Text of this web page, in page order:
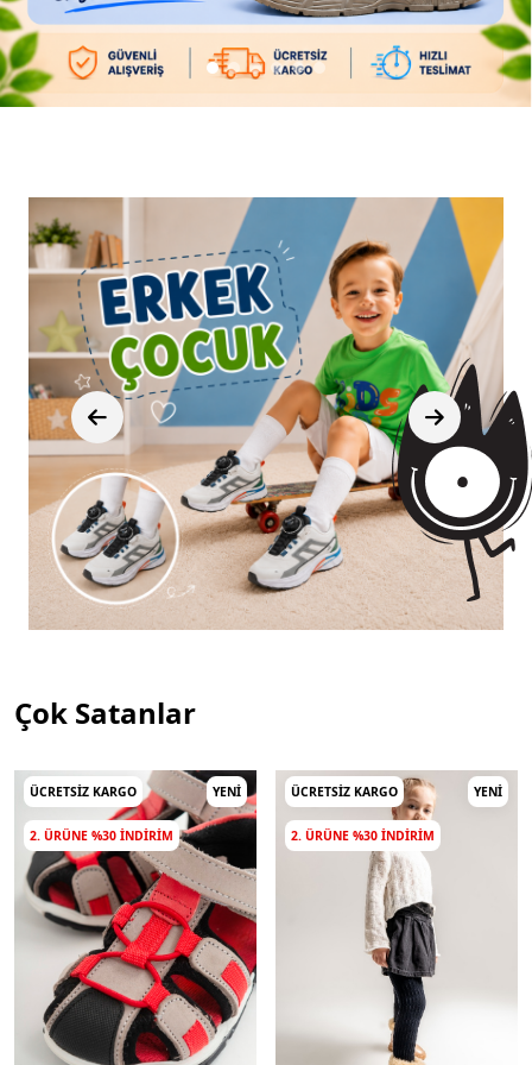
Çok Satanlar
ÜCRETSIZ KARGO YENI
2. ÜRÜNE %30 INDIRIM
ÜCRETSIZ KARGO YENI
2. ÜRÜNE %30 INDIRIM